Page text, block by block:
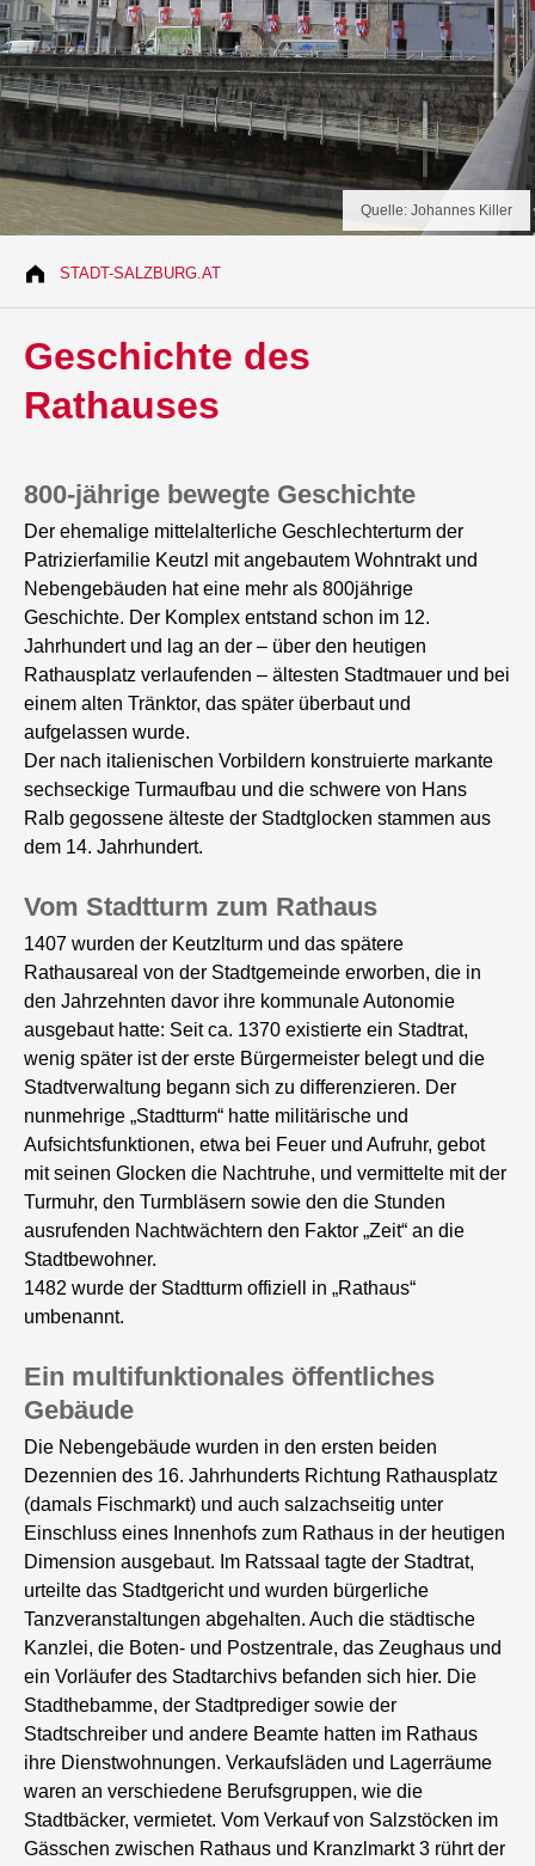
Quelle: Johannes Killer
STADT-SALZBURG.AT
Geschichte des
Rathauses
800-jährige bewegte Geschichte
Der ehemalige mittelalterliche Geschlechterturm der
Patrizierfamilie Keutzl mit angebautem Wohntrakt und
Nebengebäuden hat eine mehr als 800jährige
Geschichte. Der Komplex entstand schon im 12.
Jahrhundert und lag an der – über den heutigen
Rathausplatz verlaufenden – ältesten Stadtmauer und bei
einem alten Tränktor, das später überbaut und
aufgelassen wurde.
Der nach italienischen Vorbildern konstruierte markante
sechseckige Turmaufbau und die schwere von Hans
Ralb gegossene älteste der Stadtglocken stammen aus
dem 14. Jahrhundert.
Vom Stadtturm zum Rathaus
1407 wurden der Keutzlturm und das spätere
Rathausareal von der Stadtgemeinde erworben, die in
den Jahrzehnten davor ihre kommunale Autonomie
ausgebaut hatte: Seit ca. 1370 existierte ein Stadtrat,
wenig später ist der erste Bürgermeister belegt und die
Stadtverwaltung begann sich zu differenzieren. Der
nunmehrige „Stadtturm“ hatte militärische und
Aufsichtsfunktionen, etwa bei Feuer und Aufruhr, gebot
mit seinen Glocken die Nachtruhe, und vermittelte mit der
Turmuhr, den Turmbläsern sowie den die Stunden
ausrufenden Nachtwächtern den Faktor „Zeit“ an die
Stadtbewohner.
1482 wurde der Stadtturm offiziell in „Rathaus“
umbenannt.
Ein multifunktionales öffentliches
Gebäude
Die Nebengebäude wurden in den ersten beiden
Dezennien des 16. Jahrhunderts Richtung Rathausplatz
(damals Fischmarkt) und auch salzachseitig unter
Einschluss eines Innenhofs zum Rathaus in der heutigen
Dimension ausgebaut. Im Ratssaal tagte der Stadtrat,
urteilte das Stadtgericht und wurden bürgerliche
Tanzveranstaltungen abgehalten. Auch die städtische
Kanzlei, die Boten- und Postzentrale, das Zeughaus und
ein Vorläufer des Stadtarchivs befanden sich hier. Die
Stadthebamme, der Stadtprediger sowie der
Stadtschreiber und andere Beamte hatten im Rathaus
ihre Dienstwohnungen. Verkaufsläden und Lagerräume
waren an verschiedene Berufsgruppen, wie die
Stadtbäcker, vermietet. Vom Verkauf von Salzstöcken im
Gässchen zwischen Rathaus und Kranzlmarkt 3 rührt der